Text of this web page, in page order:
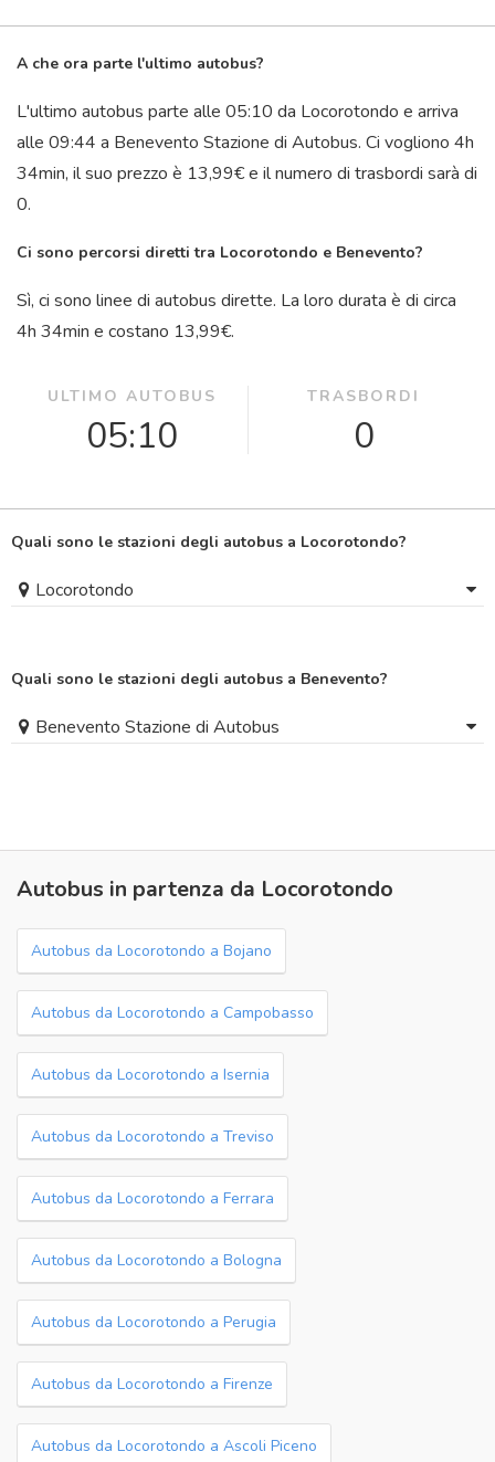
A che ora parte l'ultimo autobus?
L'ultimo autobus parte alle 05:10 da Locorotondo e arriva
alle 09:44 a Benevento Stazione di Autobus. Ci vogliono 4h
34min, il suo prezzo è 13,99€ e il numero di trasbordi sarà di
0.
Ci sono percorsi diretti tra Locorotondo e Benevento?
Sì, ci sono linee di autobus dirette. La loro durata è di circa
4h 34min e costano 13,99€.
ULTIMO AUTOBUS
05:10
TRASBORDI
0
Quali sono le stazioni degli autobus a Locorotondo?
Locorotondo
Quali sono le stazioni degli autobus a Benevento?
Benevento Stazione di Autobus
Autobus in partenza da Locorotondo
Autobus da Locorotondo a Bojano
Autobus da Locorotondo a Campobasso
Autobus da Locorotondo a Isernia
Autobus da Locorotondo a Treviso
Autobus da Locorotondo a Ferrara
Autobus da Locorotondo a Bologna
Autobus da Locorotondo a Perugia
Autobus da Locorotondo a Firenze
Autobus da Locorotondo a Ascoli Piceno